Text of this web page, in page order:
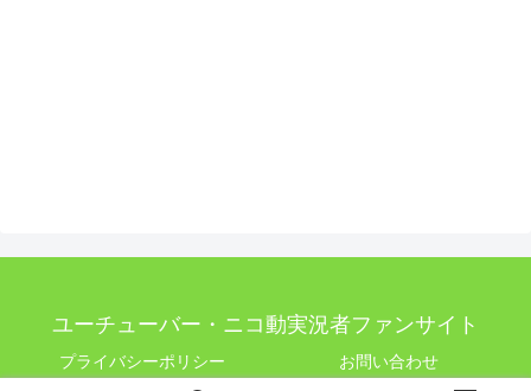
ユーチューバー・ニコ動実況者ファンサイト
プライバシーポリシー お問い合わせ